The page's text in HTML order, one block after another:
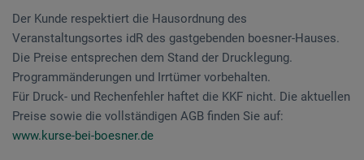
Der Kunde respektiert die Hausordnung des
Veranstaltungsortes idR des gastgebenden boesner-Hauses.
Die Preise entsprechen dem Stand der Drucklegung.
Programmänderungen und Irrtümer vorbehalten.
Für Druck- und Rechenfehler haftet die KKF nicht. Die aktuellen
Preise sowie die vollständigen AGB finden Sie auf:
www.kurse-bei-boesner.de